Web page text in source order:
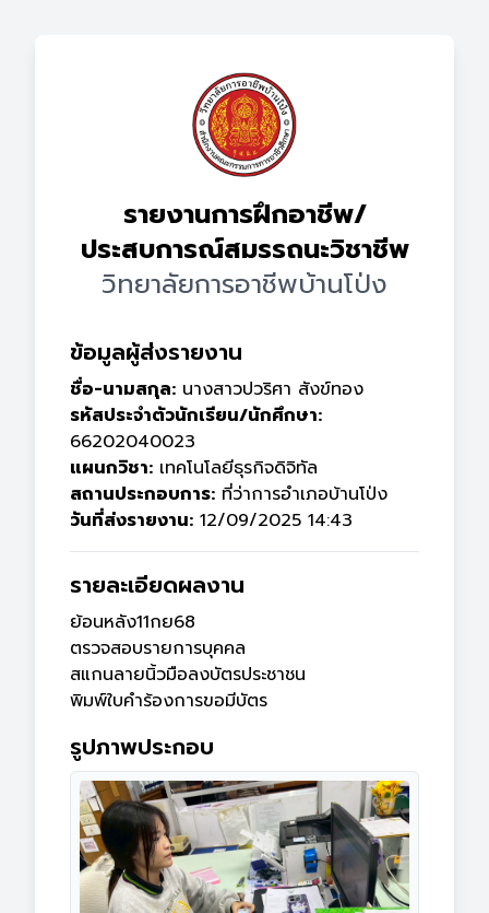
รายงานการฝึกอาชีพ/
ประสบการณ์สมรรถนะวิชาชีพ
วิทยาลัยการอาชีพบ้านโป่ง
ข้อมูลผู้ส่งรายงาน
ชื่อ-นามสกุล: นางสาวปวริศา สังข์ทอง
รหัสประจำตัวนักเรียน/นักศึกษา:
66202040023
แผนกวิชา: เทคโนโลยีธุรกิจดิจิทัล
สถานประกอบการ: ที่ว่าการอำเภอบ้านโป่ง
วันที่ส่งรายงาน: 12/09/2025 14:43
รายละเอียดผลงาน
ย้อนหลัง11กย68
ตรวจสอบรายการบุคคล
สแกนลายนิ้วมือลงบัตรประชาชน
พิมพ์ใบคำร้องการขอมีบัตร
รูปภาพประกอบ